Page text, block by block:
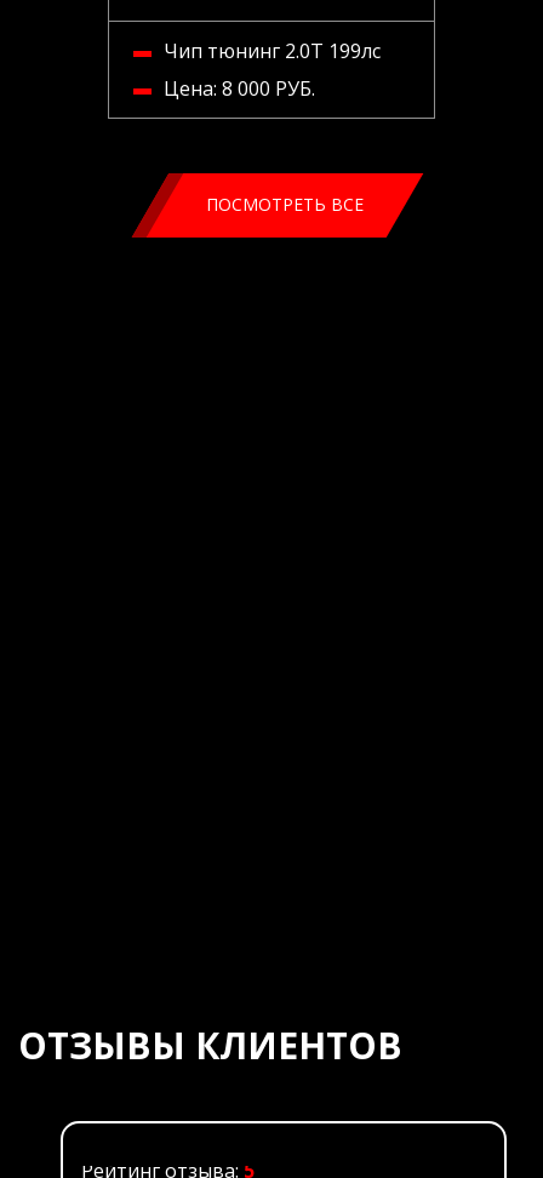
Чип тюнинг 2.0Т 199лс
Цена: 8 000 РУБ.
ПОСМОТРЕТЬ ВСЕ
ОТЗЫВЫ КЛИЕНТОВ
Рейтинг отзыва: 5